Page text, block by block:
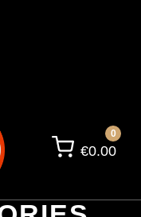
0
€0.00